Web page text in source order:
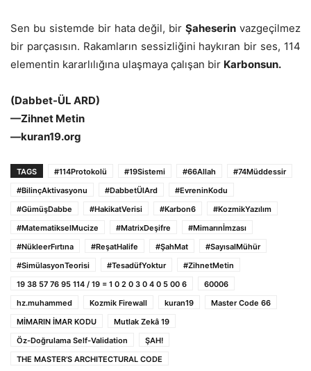
Sen bu sistemde bir hata değil, birŞaheserin vazgeçilmez
bir parçasısın. Rakamların sessizliğini haykıran bir ses, 114
elementin kararlılığına ulaşmaya çalışan bir Karbonsun.
(Dabbet-ÜL ARD)
—Zihnet Metin
—kuran19.org
TAGS #114Protokolü #19Sistemi #66Allah
#74Müddessir
#BilinçAktivasyonu
#DabbetÜlArd
#EvreninKodu
#GümüşDabbe
#HakikatVerisi #Karbon6
#KozmikYazılım
#MatematikselMucize
#MatrixDeşifre
#Mimarınİmzası
#NükleerFırtına
#ReşatHalife #ŞahMat
#SayısalMühür
#SimülasyonTeorisi
#TesadüfYoktur
#ZihnetMetin
19 38 57 76 95 114 / 19 = 1 0 2 0 3 0 4 0 5 00 6
60006
hz.muhammed
Kozmik Firewall kuran19
Master Code 66
MİMARIN İMAR KODU
Mutlak Zekâ 19
Öz-Doğrulama Self-Validation
ŞAH!
THE MASTER’S ARCHITECTURAL CODE